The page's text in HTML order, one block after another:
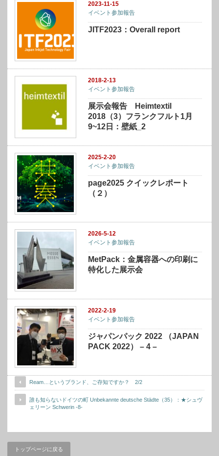
2023-11-15
イベント参加報告
JITF2023：Overall report
2018-2-13
イベント参加報告
展示会報告 Heimtextil
2018（3）フランクフルト1月
9~12日：壁紙_2
2025-2-20
イベント参加報告
page2025 クイックレポート
（２）
2026-5-12
イベント参加報告
MetPack：金属容器への印刷に
特化した展示会
2022-2-19
イベント参加報告
ジャパンパック 2022 （JAPAN
PACK 2022） – 4 –
Ream…というブランド、ご存知ですか？ 2/2
誰も知らないドイツの町 Unbekannte deutsche Städte（35）：★シュヴ
ェリーン Schwerin -8-
トップページに戻る